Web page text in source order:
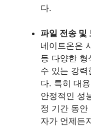
다.
파일 전송 및
네이트온은
등 다양한 형
수 있는 강력
다. 특히 대
안정적인 성
정 기간 동안
자가 언제든